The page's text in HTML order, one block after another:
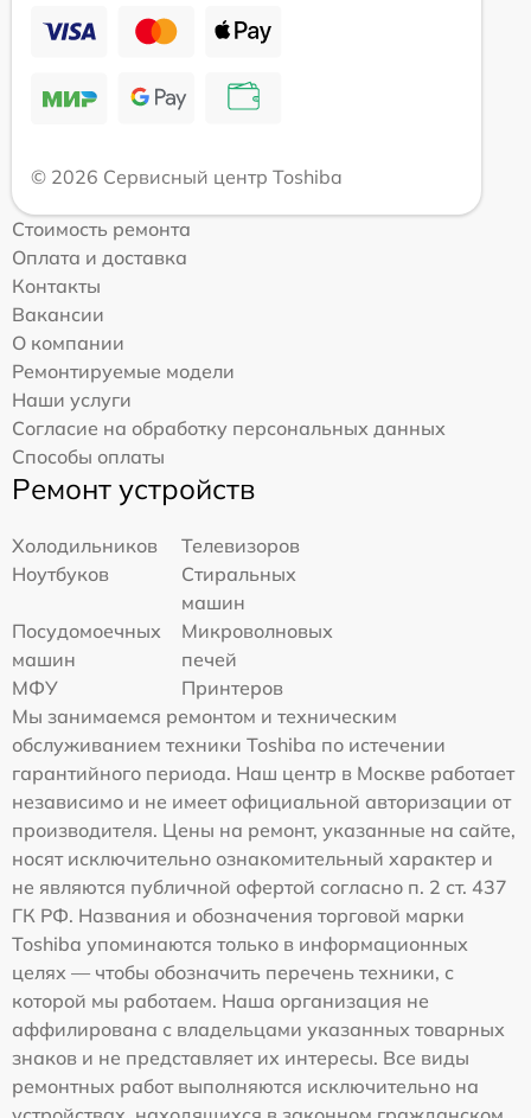
© 2026 Сервисный центр Toshiba
Стоимость ремонта
Оплата и доставка
Контакты
Вакансии
О компании
Ремонтируемые модели
Наши услуги
Согласие на обработку персональных данных
Способы оплаты
Ремонт устройств
Холодильников
Телевизоров
Ноутбуков
Стиральных
машин
Посудомоечных
машин
Микроволновых
печей
МФУ
Принтеров
Мы занимаемся ремонтом и техническим
обслуживанием техники Toshiba по истечении
гарантийного периода. Наш центр в Москве работает
независимо и не имеет официальной авторизации от
производителя. Цены на ремонт, указанные на сайте,
носят исключительно ознакомительный характер и
не являются публичной офертой согласно п. 2 ст. 437
ГК РФ. Названия и обозначения торговой марки
Toshiba упоминаются только в информационных
целях — чтобы обозначить перечень техники, с
которой мы работаем. Наша организация не
аффилирована с владельцами указанных товарных
знаков и не представляет их интересы. Все виды
ремонтных работ выполняются исключительно на